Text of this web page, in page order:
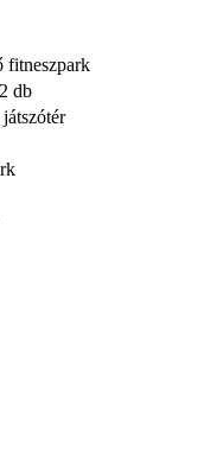
fitneszpark
db